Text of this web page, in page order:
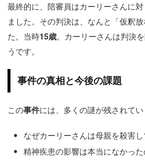
最終的に、陪審員はカーリーさんに
ました。その判決は、なんと「仮釈
た。当時15歳。カーリーさんは判決
うです。
事件の真相と今後の課題
この事件には、多くの謎が残されてい
なぜカーリーさんは母親を殺害
精神疾患の影響は本当になかった